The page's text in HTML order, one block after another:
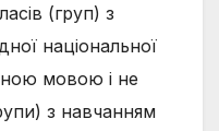
(груп) з
національної
мовою і не
з навчанням